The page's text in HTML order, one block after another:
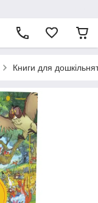
Книги для